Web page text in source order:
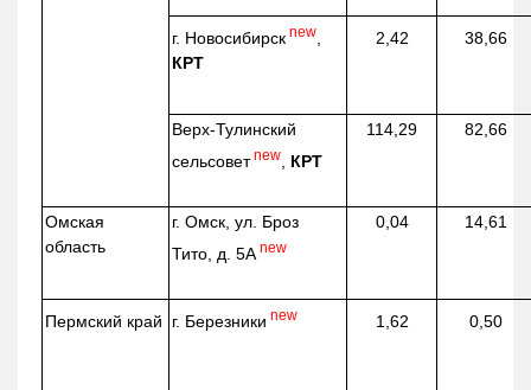
г. Новосибирск new
КРТ
2,42 38,66
Верх-Тулинский
сельсовет new КРТ
114,29 82,66
Омская
область
г. Омск, ул. Броз
Тито, д. 5А new
0,04 14,61
Пермский край г. Березники new 1,62 0,50